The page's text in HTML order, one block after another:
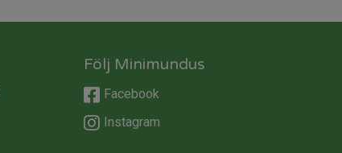
Följ Minimundus
Facebook
Instagram